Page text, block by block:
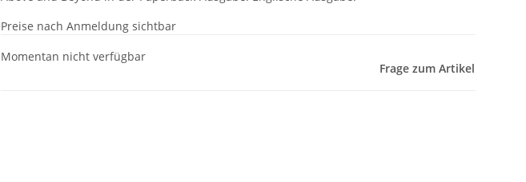
Preise nach Anmeldung sichtbar
Momentan nicht verfügbar
Frage zum Artikel